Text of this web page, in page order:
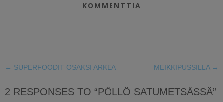
KOMMENTTIA
← SUPERFOODIT OSAKSI ARKEA MEIKKIPUSSILLA →
2 RESPONSES TO “PÖLLÖ SATUMETSÄSSÄ”